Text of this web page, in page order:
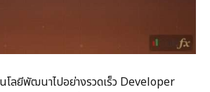
โลยีพัฒนาไปอย่างรวดเร็ว Developer